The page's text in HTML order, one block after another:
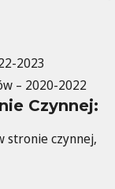
2023
– 2020-2022
Czynnej:
stronie czynnej,